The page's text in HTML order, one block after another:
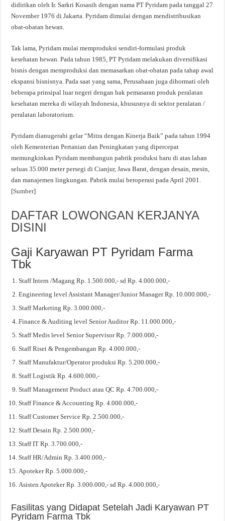
didirikan oleh Ir. Sarkri Kosasih dengan nama PT Pyridam pada tanggal 27
November 1976 di Jakarta. Pyridam dimulai dengan mendistribusikan
obat-obatan hewan.
Tak lama, Pyridam mulai memproduksi sendiri-formulasi produk
kesehatan hewan. Pada tahun 1985, PT Pyridam melakukan diversifikasi
bisnis dengan memproduksi dan memasarkan obat-obatan pada tahap awal
ekspansi bisnisnya. Pada saat yang sama, Perusahaan juga dihormati oleh
beberapa prinsipal luar negeri dengan hak pemasaran produk peralatan
kesehatan mereka di wilayah Indonesia, khususnya di sektor peralatan /
peralatan laboratorium.
Pyridam dianugerahi gelar “Mitra dengan Kinerja Baik” pada tahun 1994
oleh Kementerian Pertanian dan Peningkatan yang dipercepat
memungkinkan Pyridam membangun pabrik produksi baru di atas lahan
seluas 35.000 meter persegi di Cianjur, Jawa Barat, dengan desain, mesin,
dan manajemen lingkungan. Pabrik mulai beroperasi pada April 2001.
[Sumber]
DAFTAR LOWONGAN KERJANYA
DISINI
Gaji Karyawan PT Pyridam Farma
Tbk
Staff Intern /Magang Rp. 1.500.000,- sd Rp. 4.000.000,-
Engineering level Assistant Manager/Junior Manager Rp. 10.000.000,-
Staff Marketing Rp. 3.000.000,-
Finance & Auditing level Senior Auditor Rp. 11.000.000,-
Staff Medis level Senior Supervisor Rp. 7.000.000,-
Staff Riset & Pengembangan Rp. 4.000.000,-
Staff Manufaktur/Operator produksi Rp. 5.200.000,-
Staff Logistik Rp. 4.600.000,-
Staff Management Product atau QC Rp. 4.700.000,-
Staff Finance & Accounting Rp. 4.000.000,-
Staff Customer Service Rp. 2.500.000,-
Staff Desain Rp. 2.500.000,-
Staff IT Rp. 3.700.000,-
Staff HR/Admin Rp. 3.400.000,-
Apoteker Rp. 5.000.000,-
Asisten Apoteker Rp. 3.000.000,- sd Rp. 4.000.000,-
Fasilitas yang Didapat Setelah Jadi Karyawan PT
Pyridam Farma Tbk